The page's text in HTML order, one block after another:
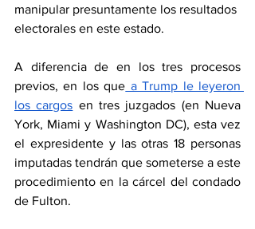
manipular presuntamente los resultados
electorales en este estado.
A diferencia de en los tres procesos
previos, en los que a Trump le leyeron
los cargos en tres juzgados (en Nueva
York, Miami y Washington DC), esta vez
el expresidente y las otras 18 personas
imputadas tendrán que someterse a este
procedimiento en la cárcel del condado
de Fulton.